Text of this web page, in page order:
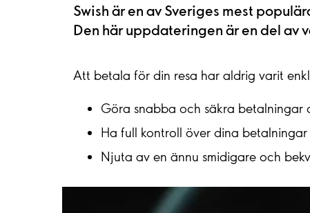
Swish är en av Sveriges mest
Den här uppdateringen är en del av
Att betala för din resa har aldrig varit
Göra snabba och säkra betalningar
Ha full kontroll över dina
Njuta av en ännu smidigare och